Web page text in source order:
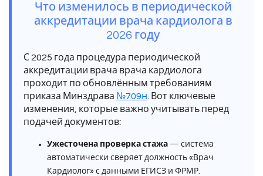
Что изменилось в периодической
аккредитации врача кардиолога в
2026 году
С 2025 года процедура периодической
аккредитации врача врача кардиолога
проходит по обновлённым требованиям
приказа Минздрава №709н . Вот ключевые
изменения, которые важно учитывать перед
подачей документов:
Ужесточена проверка стажа — система
автоматически сверяет должность «Врач
Кардиолог» с данными ЕГИСЗ и ФРМР.